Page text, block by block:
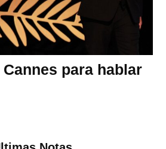
para hablar